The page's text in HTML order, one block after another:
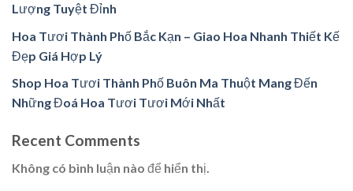
Lượng Tuyệt Đỉnh
Hoa Tươi Thành Phố Bắc Kạn – Giao Hoa Nhanh Thiết Kế
Đẹp Giá Hợp Lý
Shop Hoa Tươi Thành Phố Buôn Ma Thuột Mang Đến
Những Đoá Hoa Tươi Tươi Mới Nhất
Recent Comments
Không có bình luận nào để hiển thị.